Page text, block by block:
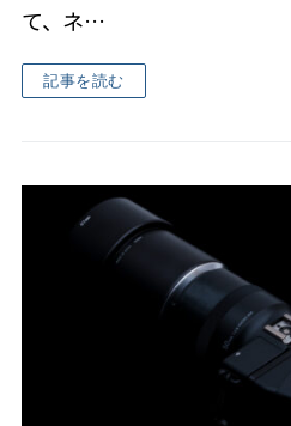
て、ネ…
記事を読む